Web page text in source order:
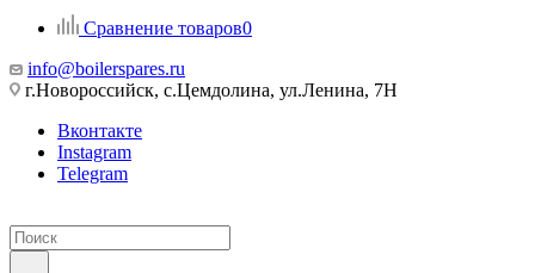
Сравнение товаров0
info@boilerspares.ru
г.Новороссийск, с.Цемдолина, ул.Ленина, 7Н
Вконтакте
Instagram
Telegram